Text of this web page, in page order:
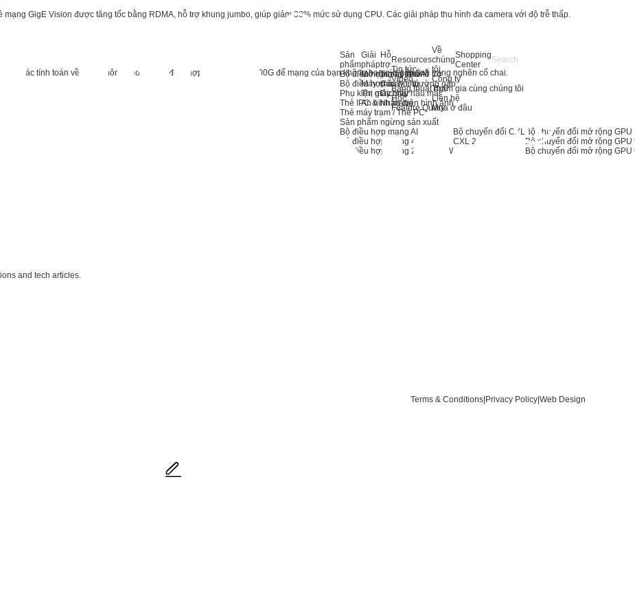
Sản
phẩm
Bộ điều hợp máy chủ AI
Bộ điều hợp máy chủ
Phụ kiện máy chủ
Thẻ IPC & Nhận diện hình ảnh
Thẻ máy trạm / Thẻ PC
Sản phẩm ngừng sản xuất
Bộ điều hợp mạng AI
Bộ điều hợp mạng 400G
Bộ điều hợp mạng 200G
NEW
Bộ chuyển đổi CXL
CXL 2.0
Bộ chuyển đổi mở rộng GPU
Bộ chuyển đổi mở rộng
Bộ chuyển đổi mở rộng GPU
Giải
pháp
Mở rộng bộ nhớ
Máy chủ
Thị giác máy
An ninh mạng
Hỗ
trợ
Trung tâm hỗ trợ
Câu hỏi thường gặp
Dịch vụ hậu mãi
Resources
Tin tức
Video
Bảng thuật ngữ
Học
Feature Query
Về
chúng
tôi
Công ty
Tham gia cùng chúng tôi
Liên hệ
Mua ở đâu
Shopping
Center
GigE Vision được tăng tốc bằng RDMA, hỗ trợ khung jumbo, giúp giảm 30% mức sử dụng CPU. Các giải pháp thu hình đa camera với độ trễ thấp.
cao
tiết các tính toán về băng thông cho các bộ điều hợp 10G, 25G và 100G để mạng của bạn không bao giờ gặp tình trạng nghẽn cổ chai.
and tech articles.
Terms & Conditions Privacy Policy Web Design